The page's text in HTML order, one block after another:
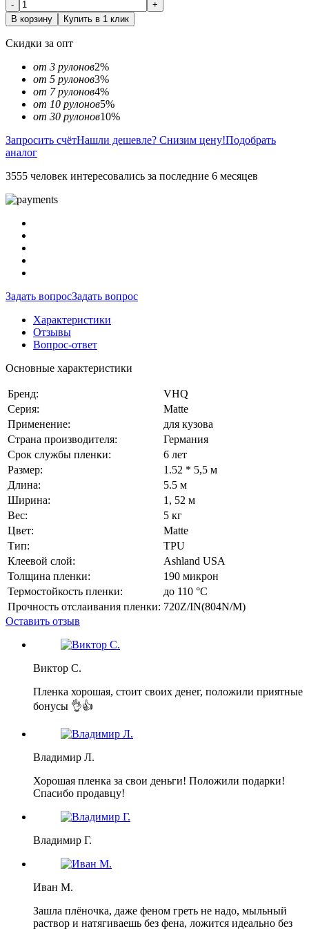
-
+
В корзину
Купить в 1 клик
Скидки за опт
от 3 рулонов2%
от 5 рулонов3%
от 7 рулонов4%
от 10 рулонов5%
от 30 рулонов10%
Запросить счётНашли дешевле? Снизим цену!Подобрать
аналог
3555 человек интересовались за последние 6 месяцев
Задать вопросЗадать вопрос
Характеристики
Отзывы
Вопрос-ответ
Основные характеристики
Бренд:
VHQ
Серия:
Matte
Применение:
для кузова
Страна производителя:
Германия
Срок службы пленки:
6 лет
Размер:
1.52 * 5,5 м
Длина:
5.5 м
Ширина:
1, 52 м
Вес:
5 кг
Цвет:
Matte
Тип:
TPU
Клеевой слой:
Ashland USA
Толщина пленки:
190 микрон
Термостойкость пленки:
до 110 °C
Прочность отслаивания пленки: 720Z/IN(804N/M)
Оставить отзыв
Виктор С.
Пленка хорошая, стоит своих денег, положили приятные
бонусы 👌👍
Владимир Л.
Хорошая пленка за свои деньги! Положили подарки!
Спасибо продавцу!
Владимир Г.
Иван М.
Зашла плёночка, даже феном греть не надо, мыльный
раствор и натягиваешь без фена, ложится идеально без